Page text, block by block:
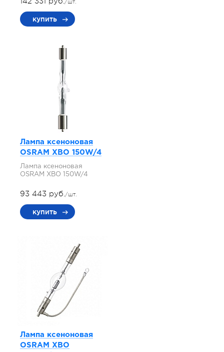
/шт.
купить
Лампа ксеноновая
OSRAM XBO 150W/4
Лампа ксеноновая
OSRAM XBO 150W/4
93 443 руб./шт.
купить
Лампа ксеноновая
OSRAM XBO